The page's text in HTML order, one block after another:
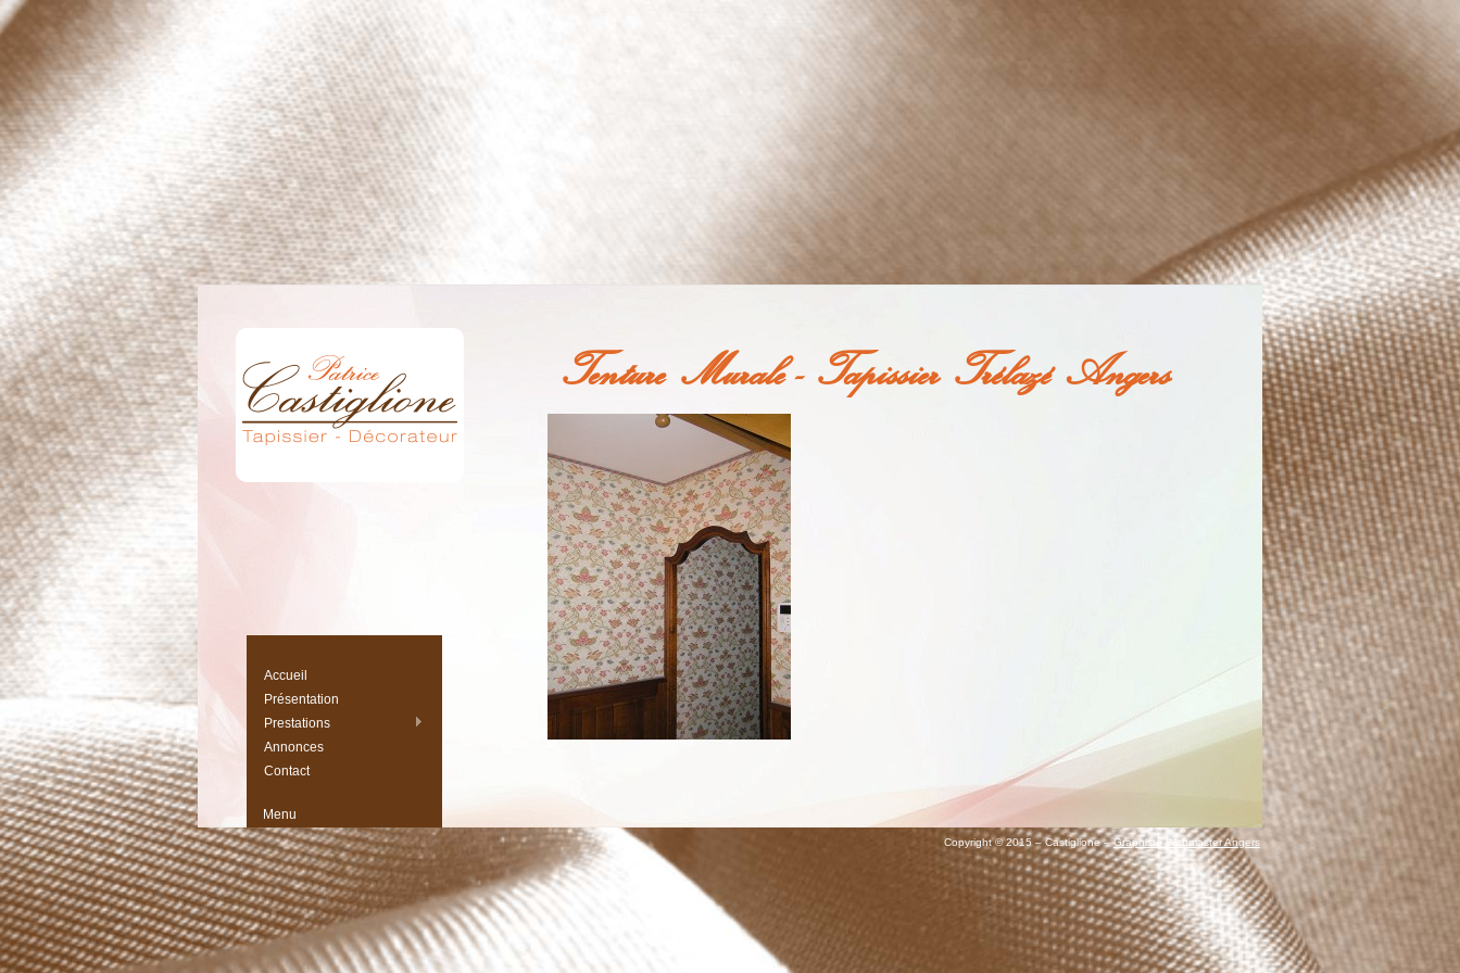
Accueil
Présentation
Prestations
Annonces
Contact
Menu
Tenture Murale - Tapissier Trélazé Angers
Copyright © 2015 – Castiglione –Graphiste Webmaster Angers